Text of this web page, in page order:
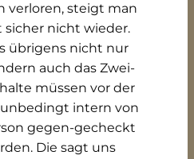
verloren, steigt man
sicher nicht wieder.
übrigens nicht nur
auch das Zwei-
müssen vor der
intern von
gegen-gecheckt
Die sagt uns